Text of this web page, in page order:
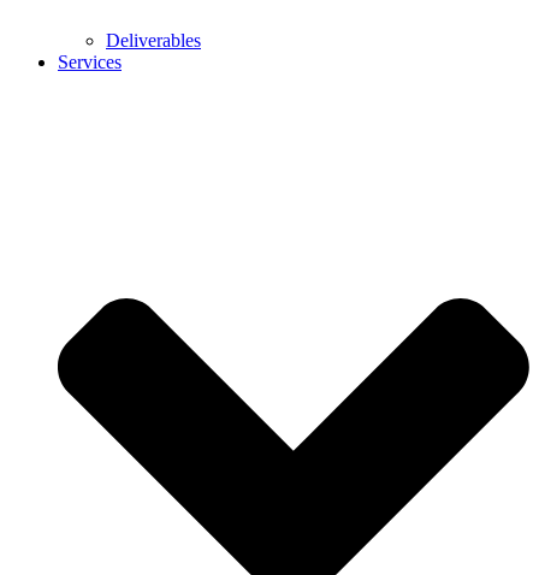
Deliverables
Services